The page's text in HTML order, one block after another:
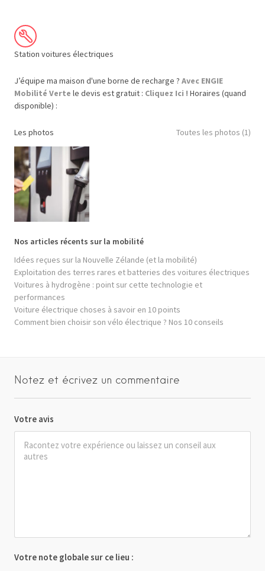
Station voitures électriques
J’équipe ma maison d'une borne de recharge ? Avec ENGIE
Mobilité Verte le devis est gratuit : Cliquez Ici ! Horaires (quand
disponible) :
Les photos Toutes les photos (1)
Nos articles récents sur la mobilité
Idées reçues sur la Nouvelle Zélande (et la mobilité)
Exploitation des terres rares et batteries des voitures électriques
Voitures à hydrogène : point sur cette technologie et
performances
Voiture électrique choses à savoir en 10 points
Comment bien choisir son vélo électrique ? Nos 10 conseils
Notez et écrivez un commentaire
Votre avis
Votre note globale sur ce lieu :